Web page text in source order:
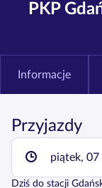
PKP
Informacje
Przyjazdy
piątek, 07
Dziś do stacji